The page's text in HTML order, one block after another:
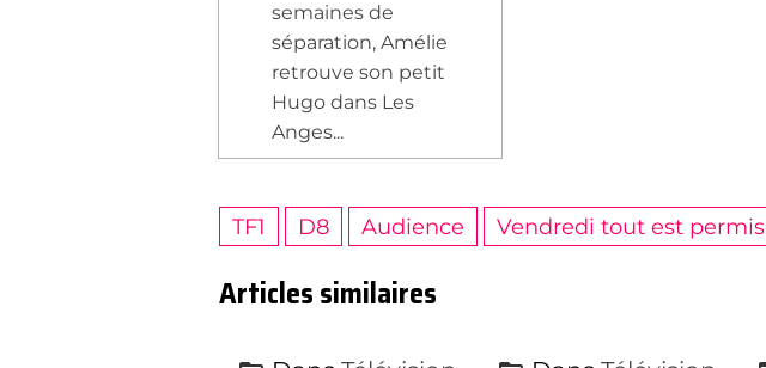
semaines de
séparation, Amélie
retrouve son petit
Hugo dans Les
Anges...
TF1 D8 Audience Vendredi tout est permis
Articles similaires